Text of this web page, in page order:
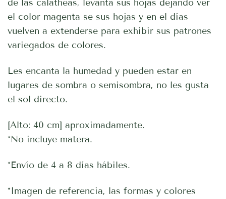
de las calatheas, levanta sus hojas dejando ver
el color magenta se sus hojas y en el días
vuelven a extenderse para exhibir sus patrones
variegados de colores.
Les encanta la humedad y pueden estar en
lugares de sombra o semisombra, no les gusta
el sol directo.
[Alto: 40 cm] aproximadamente.
*No incluye matera.
*Envío de 4 a 8 días hábiles.
*Imagen de referencia, las formas y colores